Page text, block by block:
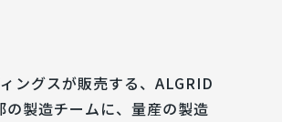
ングスが販売する、ALGRID
製造チームに、量産の製造